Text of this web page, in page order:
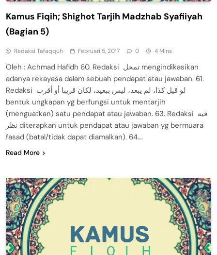
Kamus Fiqih; Shighot Tarjih Madzhab Syafiiyah
(Bagian 5)
Redaksi Tafaqquh Februari 5, 2017 0 4 Mins
Oleh : Achmad Hafidh 60. Redaksi تمحل mengindikasikan
adanya rekayasa dalam sebuah pendapat atau jawaban. 61.
Redaksi لو قيل كذا، لم يبعد، ليس ببعيد، لكان قريبا أو أقرب
bentuk ungkapan yg berfungsi untuk mentarjih
(menguatkan) satu pendapat atau jawaban. 63. Redaksi فيه
نظر diterapkan untuk pendapat atau jawaban yg bermuara
fasad (batal/tidak dapat diamalkan). 64….
Read More